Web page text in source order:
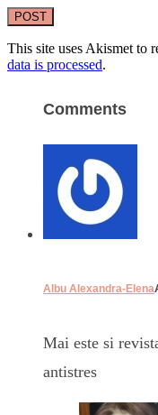
This site uses Akismet to
data is processed.
Comments
Albu Alexandra-Elena
Mai este si
antistres